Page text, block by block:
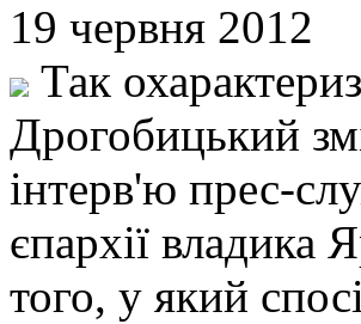
19 червня 2012
Так
Дрогобицький
інтерв'ю прес-
єпархії владика
того, у який